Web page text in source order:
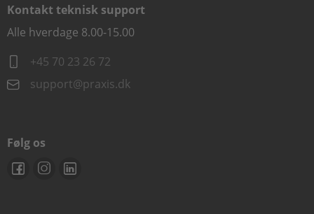
Kontakt teknisk support
Alle hverdage 8.00-15.00
+45 70 23 26 72
support@praxis.dk
Følg os